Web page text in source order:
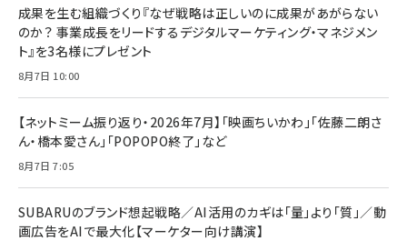
成果を生む組織づくり『なぜ戦略は正しいのに成果があがらない
のか？ 事業成長をリードするデジタルマーケティング・マネジメン
ト』を3名様にプレゼント
8月7日 10:00
【ネットミーム振り返り・2026年7月】「映画ちいかわ」「佐藤二朗さ
ん・橋本愛さん」「POPOPO終了」など
8月7日 7:05
SUBARUのブランド想起戦略／AI活用のカギは「量」より「質」／動
画広告をAIで最大化【マーケター向け講演】